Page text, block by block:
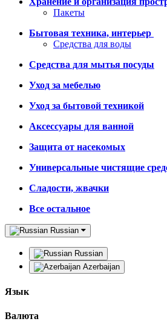
Пакеты
Бытовая техника, интерьер
Средства для воды
Средства для мытья посуды
Уход за мебелью
Уход за бытовой техникой
Аксессуары для ванной
Защита от насекомых
Универсальные чистящие
Сладости, жвачки
Все остальное
Russian
Russian
Azerbaijan
Язык
Валюта